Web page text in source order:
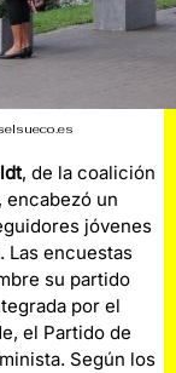
, de la coalición
un
jóvenes
Las encuestas
su partido
por el
el Partido de
Según los